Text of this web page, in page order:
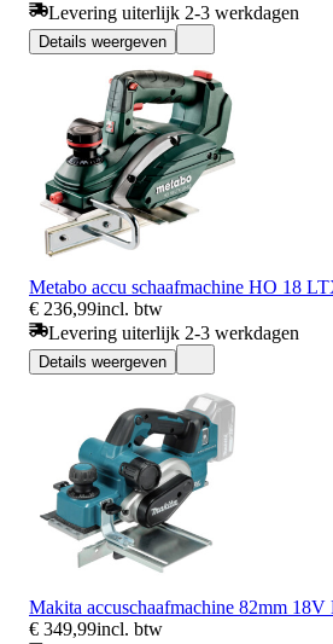
Levering uiterlijk 2-3 werkdagen
Details weergeven
Metabo accu schaafmachine HO 18
€ 236,99incl. btw
Levering uiterlijk 2-3 werkdagen
Details weergeven
Makita accuschaafmachine 82mm
€ 349,99incl. btw